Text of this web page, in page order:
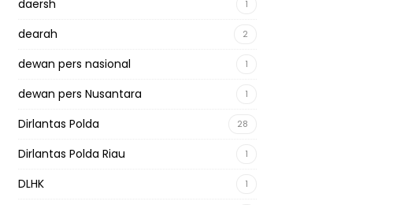
daersh 1
dearah 2
dewan pers nasional 1
dewan pers Nusantara 1
Dirlantas Polda 28
Dirlantas Polda Riau 1
DLHK 1